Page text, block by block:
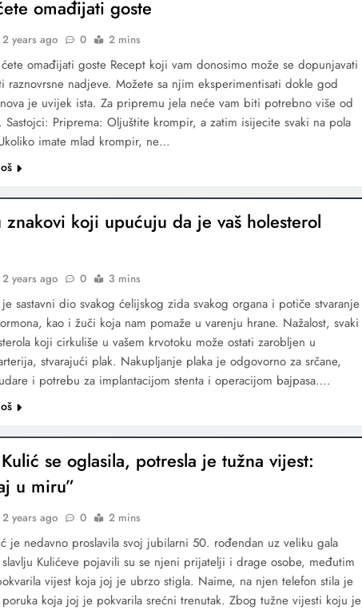
omađijati goste
2 years ago 0 2 mins
omađijati goste Recept koji vam donosimo može se dopunjavati
raznovrsne nadjeve. Možete sa njim eksperimentisati dokle god
je uvijek ista. Za pripremu jela neće vam biti potrebno više od
Sastojci: Priprema: Oljuštite krompir, a zatim isijecite svaki na pola
imate mlad krompir, ne…
znakovi koji upućuju da je vaš holesterol
2 years ago 0 3 mins
sastavni dio svakog ćelijskog zida svakog organa i potiče stvaranje
kao i žuči koja nam pomaže u varenju hrane. Nažalost, svaki
koji cirkuliše u vašem krvotoku može ostati zarobljen u
stvarajući plak. Nakupljanje plaka je odgovorno za srčane,
i potrebu za implantacijom stenta i operacijom bajpasa….
se oglasila, potresla je tužna vijest:
u miru”
2 years ago 0 2 mins
je nedavno proslavila svoj jubilarni 50. rođendan uz veliku gala
Kulićeve pojavili su se njeni prijatelji i drage osobe, međutim
vijest koja joj je ubrzo stigla. Naime, na njen telefon stila je
koja joj je pokvarila srećni trenutak. Zbog tužne vijesti koju je